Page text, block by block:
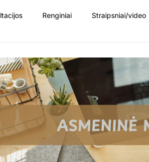
Renginiai Straipsniai/video